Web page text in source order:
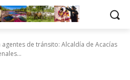
agentes de tránsito: Alcaldía de Acacías